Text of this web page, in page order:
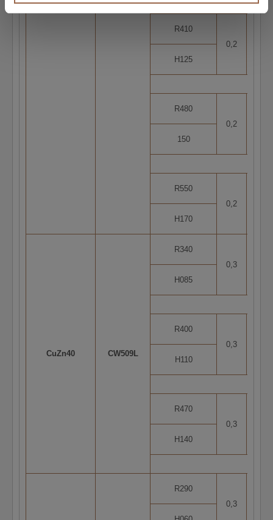
R410
0,2
H125
R480
0,2
150
R550
0,2
H170
CuZn40 CW509L
R340
0,3
H085
R400
0,3
H110
R470
0,3
H140
R290
0,3